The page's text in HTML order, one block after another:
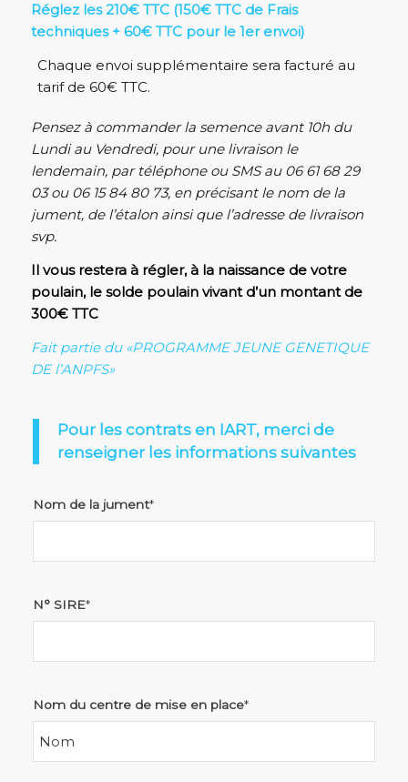
Réglez les 210€ TTC (150€ TTC de Frais
techniques + 60€ TTC pour le 1er envoi)
Chaque envoi supplémentaire sera facturé au
tarif de 60€ TTC.
Pensez à commander la semence avant 10h du
Lundi au Vendredi, pour une livraison le
lendemain, par téléphone ou SMS au 06 61 68 29
03 ou 06 15 84 80 73, en précisant le nom de la
jument, de l’étalon ainsi que l’adresse de livraison
svp.
Il vous restera à régler, à la naissance de votre
poulain, le solde poulain vivant d’un montant de
300€ TTC
Fait partie du «PROGRAMME JEUNE GENETIQUE
DE l’ANPFS»
Pour les contrats en IART, merci de
renseigner les informations suivantes
Nom de la jument*
N° SIRE*
Nom du centre de mise en place*